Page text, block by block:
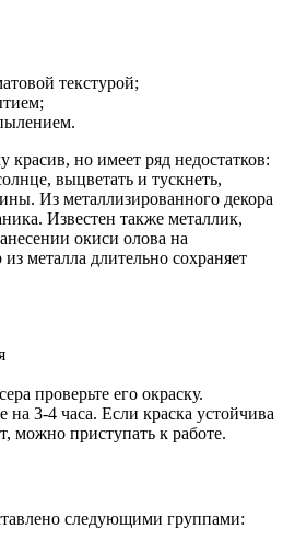
текстурой;
но имеет ряд недостатков:
выцветать и тускнеть,
Из металлизированного декора
Известен также металлик,
окиси олова на
металла длительно сохраняет
проверьте его окраску.
на 3-4 часа. Если краска устойчива
можно приступать к работе.
следующими группами: